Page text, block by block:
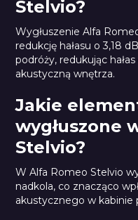
Stelvio?
Wygłuszenie Alfa
redukcję hałasu o 3,18
podróży, redukując
akustyczną wnętrza.
Jakie
wygłuszone
Stelvio?
W Alfa Romeo Stelvio
nadkola, co znacząco
akustycznego w kabinie